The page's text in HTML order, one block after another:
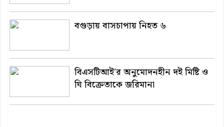
বগুড়ায় বাসচাপায় নিহত ৬
বিএসটিআই’র অনুমোদনহীন দই মিষ্টি ও
ঘি বিক্রেতাকে জরিমানা